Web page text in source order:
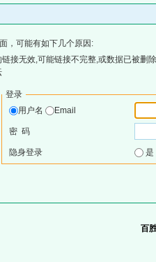
，可能有如下几个原因:
接无效,可能链接不完整,或数据已被删
登录
用户名
Email
密 码
隐身登录
百